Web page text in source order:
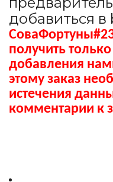
добавиться в
получить
добавления
этому заказ
истечения
комментарии к